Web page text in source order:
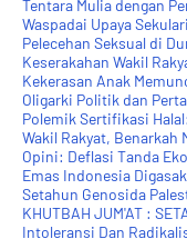
Tentara Mulia dengan
Waspadai Upaya
Pelecehan Seksual di
Keserakahan Wakil
Kekerasan Anak
Oligarki Politik dan
Polemik Sertifikasi
Wakil Rakyat, Benarkah
Opini: Deflasi Tanda
Emas Indonesia
Setahun Genosida
KHUTBAH JUM'AT :
Intoleransi Dan